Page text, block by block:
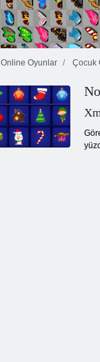
Sulu çizgi
Online Oyunlar Çocuk